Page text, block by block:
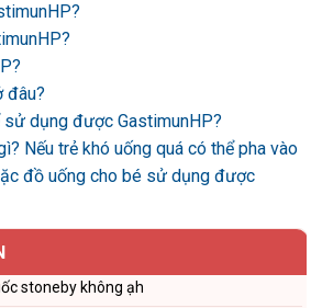
đâu?
sử dụng được GastimunHP?
Nếu trẻ khó uống quá có thể pha vào
đồ uống cho bé sử dụng được
stoneby không ạh